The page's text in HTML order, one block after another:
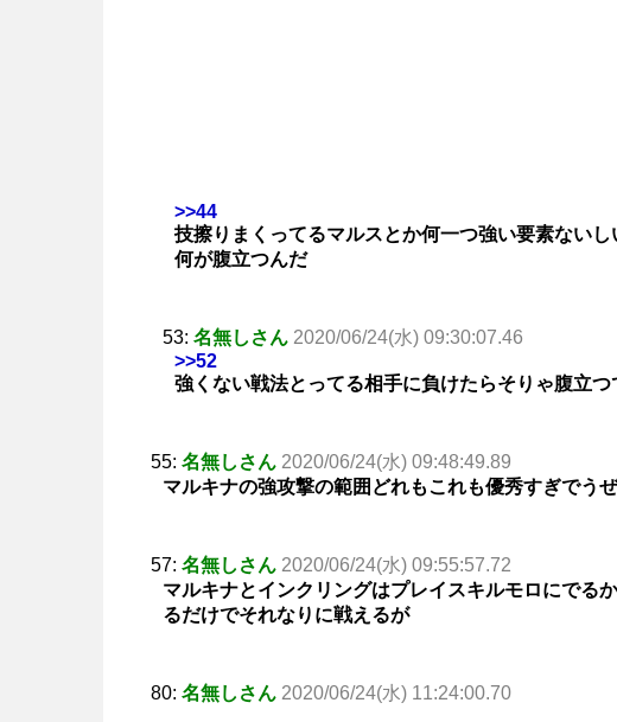
>>44
技擦りまくってるマルスとか何一つ強い要素ないし
何が腹立つんだ
53: 名無しさん 2020/06/24(水) 09:30:07.46
>>52
強くない戦法とってる相手に負けたらそりゃ腹立つ
55: 名無しさん 2020/06/24(水) 09:48:49.89
マルキナの強攻撃の範囲どれもこれも優秀すぎでう
57: 名無しさん 2020/06/24(水) 09:55:57.72
マルキナとインクリングはプレイスキルモロにでる
るだけでそれなりに戦えるが
80: 名無しさん 2020/06/24(水) 11:24:00.70